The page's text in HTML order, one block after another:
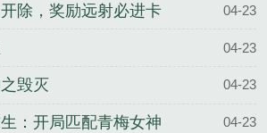
除，奖励远射必进卡 04-23
04-23
毁灭 04-23
：开局匹配青梅女神 04-23